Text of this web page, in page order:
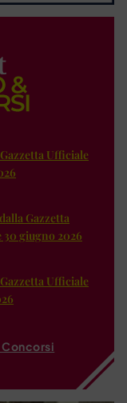
Ufficiale
Gazzetta
30 giugno 2026
Ufficiale